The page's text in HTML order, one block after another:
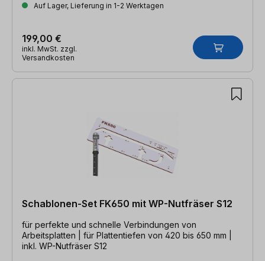
Auf Lager, Lieferung in 1-2 Werktagen
199,00 €
inkl. MwSt. zzgl.
Versandkosten
Schablonen-Set FK650 mit WP-Nutfräser S12
für perfekte und schnelle Verbindungen von
Arbeitsplatten | für Plattentiefen von 420 bis 650 mm |
inkl. WP-Nutfräser S12